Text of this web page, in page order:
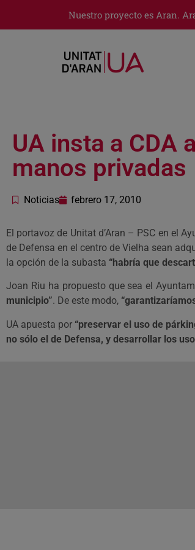
Nuestro proyecto es Aran.
UA insta a CDA
manos privadas
Noticias febrero 17, 2010
El portavoz de Unitat d’Aran – PSC en el
de Defensa en el centro de Vielha sean
la opción de la subasta “habría que
Joan Riu ha propuesto que sea el
municipio”. De este modo,
UA apuesta por “preservar el uso de
no sólo el de Defensa, y desarrollar los